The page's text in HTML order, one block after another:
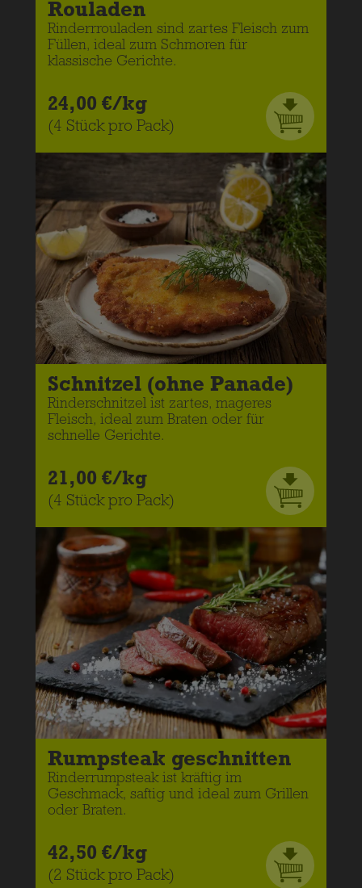
Rouladen
Rinderrrouladen sind zartes Fleisch zum
Füllen, ideal zum Schmoren für
klassische Gerichte.
24,00 €/kg
(4 Stück pro Pack)
Schnitzel (ohne Panade)
Rinderschnitzel ist zartes, mageres
Fleisch, ideal zum Braten oder für
schnelle Gerichte.
21,00 €/kg
(4 Stück pro Pack)
Rumpsteak geschnitten
Rinderrumpsteak ist kräftig im
Geschmack, saftig und ideal zum Grillen
oder Braten.
42,50 €/kg
(2 Stück pro Pack)